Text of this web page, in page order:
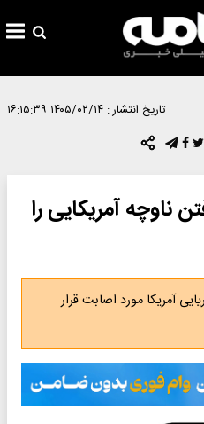
تاریخ انتشار : ۱۴۰۵/۰۲/۱۴ ۱۶:۱۵:۳۹
ناوچه آمریکایی را
آمریکا مورد اصابت قرار